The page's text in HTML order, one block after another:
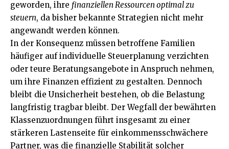
geworden, ihre finanziellen Ressourcen optimal zu
steuern, da bisher bekannte Strategien nicht mehr
angewandt werden können.
In der Konsequenz müssen betroffene Familien
häufiger auf individuelle Steuerplanung verzichten
oder teure Beratungsangebote in Anspruch nehmen,
um ihre Finanzen effizient zu gestalten. Dennoch
bleibt die Unsicherheit bestehen, ob die Belastung
langfristig tragbar bleibt. Der Wegfall der bewährten
Klassenzuordnungen führt insgesamt zu einer
stärkeren Lastenseite für einkommensschwächere
Partner, was die finanzielle Stabilität solcher